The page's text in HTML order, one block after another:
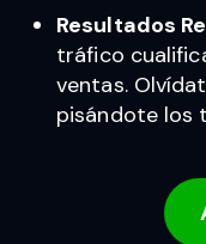
Resultados
tráfico
ventas.
pisándote los